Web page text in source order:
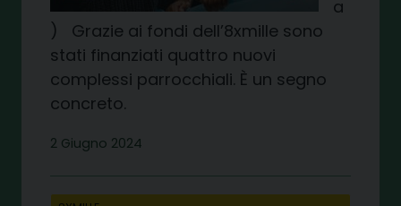
a
) Grazie ai fondi dell’8xmille sono
stati finanziati quattro nuovi
complessi parrocchiali. È un segno
concreto.
2 Giugno 2024